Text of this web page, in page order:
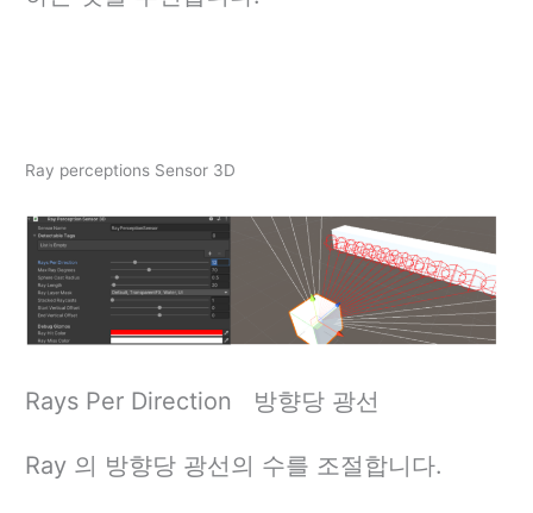
Ray perceptions Sensor 3D
Rays Per Direction 방향당 광선
Ray 의 방향당 광선의 수를 조절합니다.